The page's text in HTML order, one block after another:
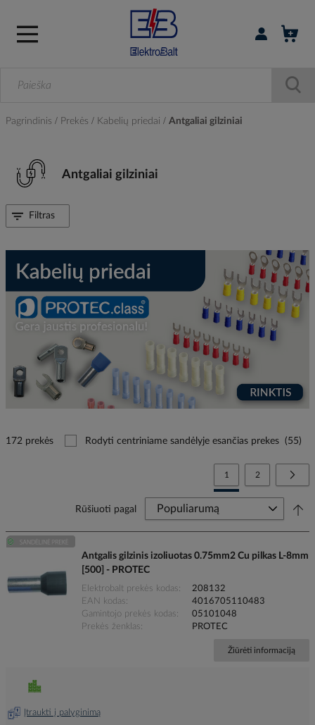
Prisijungti /
Pagrindinis Prekės Kabelių priedai Antgaliai gilziniai
Antgaliai gilziniai
172 prekės Rodyti centriniame sandėlyje esančias prekes (55)
PageYou're currently reading
1 Page
2
Rūšiuoti pagal
Antgalis gilzinis izoliuotas 0.75mm2 Cu pilkas L-8mm
[500] - PROTEC
Elektrobalt prekės kodas
208132
EAN kodas
4016705110483
Gamintojo prekės kodas
05101048
Prekės ženklas
PROTEC
Žiūrėti informaciją
Įtraukti į palyginimą
Filtras